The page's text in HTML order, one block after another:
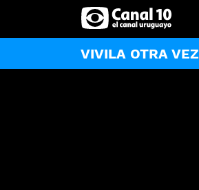
VIVILA OTRA VEZ